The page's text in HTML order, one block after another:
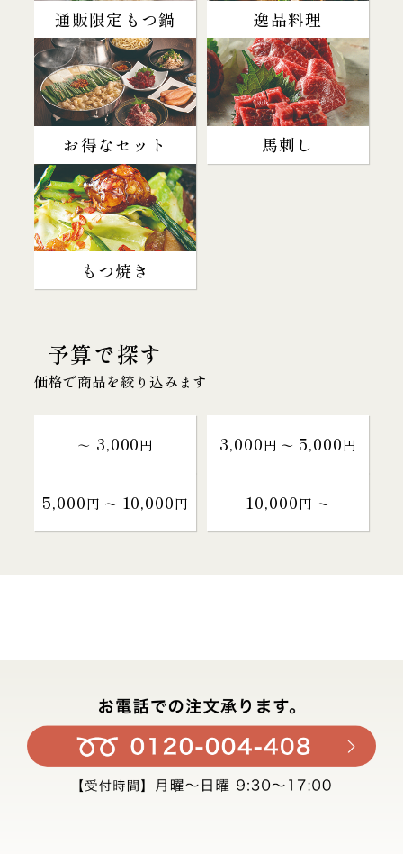
通販限定もつ鍋 逸品料理
お得なセット 馬刺し
もつ焼き
予算で探す
価格で商品を絞り込みます
～ 3,000円 3,000円 〜 5,000円
5,000円 〜 10,000円 10,000円 〜